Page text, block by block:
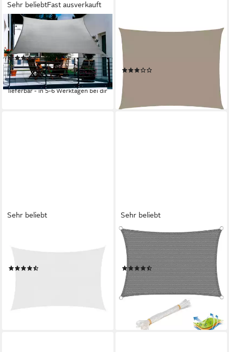
Sehr beliebtFast ausverkauft
FLORACORD
Sonnensegel, BxT: 270x140
cm, grau
(24)
26,95 € UVP32,95 €
-18%
lieferbar - in 5-6 Werktagen bei dir
Oxford-Gewebe Rechteckig
3x6 m Taupe, (1-tlg)
ab 62,99 €
(3,50 €/ 1 qm)
lieferbar - in 4-5 Werktagen bei dir
Sehr beliebt
Sonnensegel, Einfache
Sehr beliebt
WOLTU
Sonnensegel, Sonnensegel
Windschutz rechteck grau
(32)
ab 22,99 € UVP 41,99 €
-45%
lieferbar - in 3-4 Werktagen bei dir